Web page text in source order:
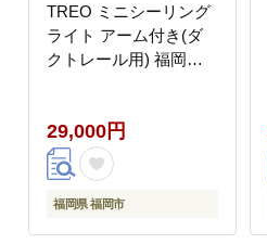
TREO ミニシーリング
ライト アーム付き(ダ
クトレール用) 福岡市
29,000円
福岡県 福岡市